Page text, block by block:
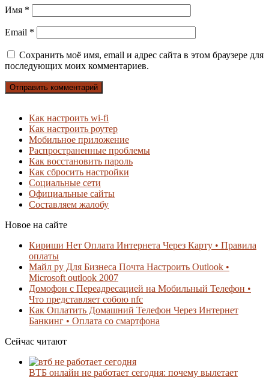
Имя *
Email *
Сохранить моё имя, email и адрес сайта в этом браузере для
последующих моих комментариев.
Как настроить wi-fi
Как настроить роутер
Мобильное приложение
Распространенные проблемы
Как восстановить пароль
Как сбросить настройки
Социальные сети
Официальные сайты
Составляем жалобу
Новое на сайте
Кириши Нет Оплата Интернета Через Карту • Правила
оплаты
Майл ру Для Бизнеса Почта Настроить Outlook •
Microsoft outlook 2007
Домофон с Переадресацией на Мобильный Телефон •
Что представляет собою nfc
Как Оплатить Домашний Телефон Через Интернет
Банкинг • Оплата со смартфона
Сейчас читают
ВТБ онлайн не работает сегодня: почему вылетает